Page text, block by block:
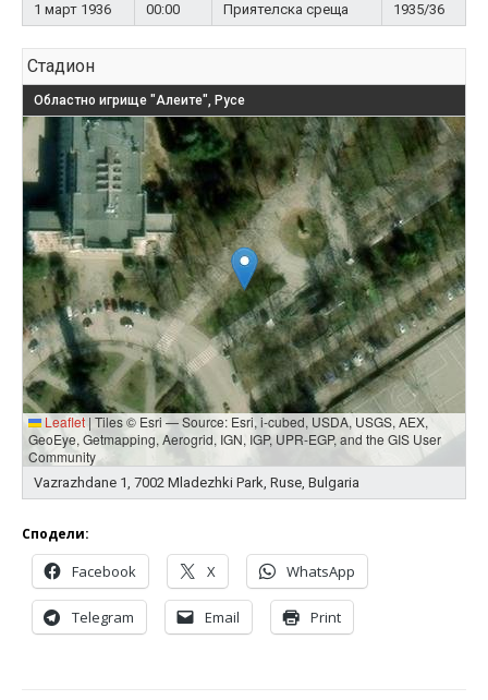
1 март 1936 00:00 Приятелска среща 1935/36
Стадион
Областно игрище "Алеите", Русе
Leaflet | Tiles © Esri — Source: Esri, i-cubed, USDA, USGS, AEX,
GeoEye, Getmapping, Aerogrid, IGN, IGP, UPR-EGP, and the GIS User
Community
Vazrazhdane 1, 7002 Mladezhki Park, Ruse, Bulgaria
Сподели:
Facebook X WhatsApp
Telegram Email Print